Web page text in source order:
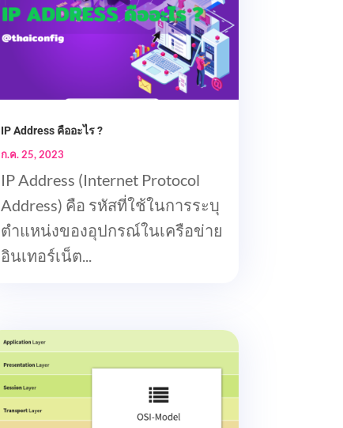
IP Address คืออะไร ?
ก.ค. 25, 2023
IP Address (Internet Protocol
Address) คือ รหัสที่ใช้ในการระบุ
ตำแหน่งของอุปกรณ์ในเครือข่าย
อินเทอร์เน็ต...